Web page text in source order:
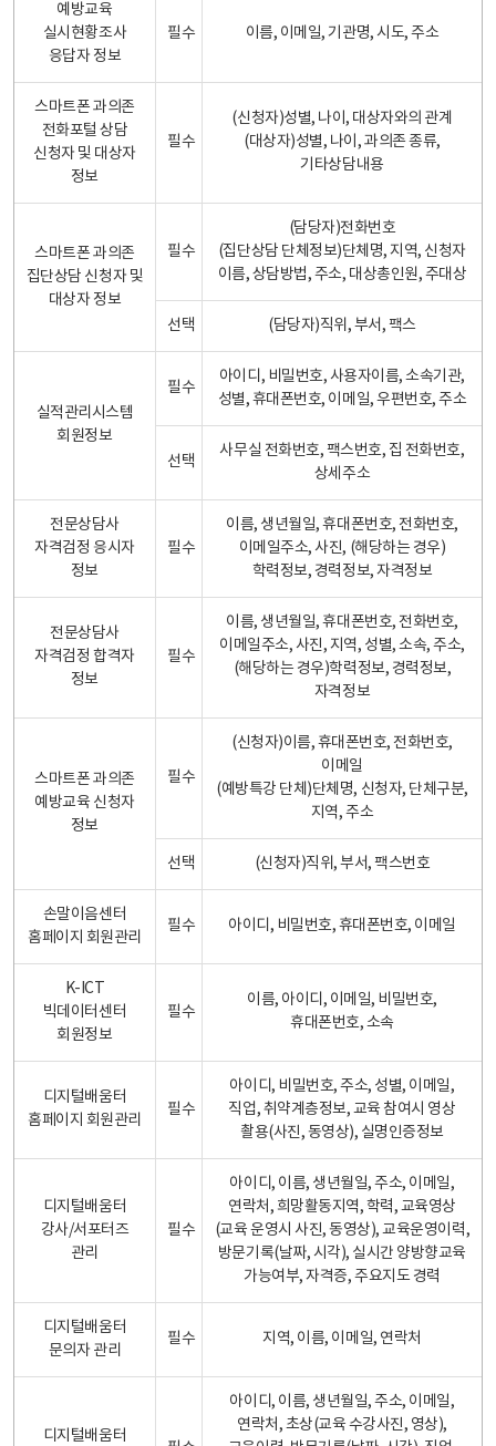
예방교육
실시현황조사
응답자 정보
필수 이름, 이메일, 기관명, 시도, 주소
스마트폰 과의존
전화포털 상담
신청자 및 대상자
정보
필수
(신청자)성별, 나이, 대상자와의 관계
(대상자)성별, 나이, 과의존 종류,
기타상담내용
스마트폰 과의존
집단상담 신청자 및
대상자 정보
필수
(담당자)전화번호
(집단상담 단체정보)단체명, 지역, 신청자
이름, 상담방법, 주소, 대상총인원, 주대상
선택 (담당자)직위, 부서, 팩스
실적관리시스템
회원정보
필수
아이디, 비밀번호, 사용자이름, 소속기관,
성별, 휴대폰번호, 이메일, 우편번호, 주소
선택
사무실 전화번호, 팩스번호, 집 전화번호,
상세주소
전문상담사
자격검정 응시자
정보
필수
이름, 생년월일, 휴대폰번호, 전화번호,
이메일주소, 사진, (해당하는 경우)
학력정보, 경력정보, 자격정보
전문상담사
자격검정 합격자
정보
필수
이름, 생년월일, 휴대폰번호, 전화번호,
이메일주소, 사진, 지역, 성별, 소속, 주소,
(해당하는 경우)학력정보, 경력정보,
자격정보
스마트폰 과의존
예방교육 신청자
정보
필수
(신청자)이름, 휴대폰번호, 전화번호,
이메일
(예방특강 단체)단체명, 신청자, 단체구분,
지역, 주소
선택 (신청자)직위, 부서, 팩스번호
손말이음센터
홈페이지 회원관리
필수 아이디, 비밀번호, 휴대폰번호, 이메일
K-ICT
빅데이터센터
회원정보
필수
이름, 아이디, 이메일, 비밀번호,
휴대폰번호, 소속
디지털배움터
홈페이지 회원관리
필수
아이디, 비밀번호, 주소, 성별, 이메일,
직업, 취약계층정보, 교육 참여시 영상
촬용(사진, 동영상), 실명인증정보
디지털배움터
강사/서포터즈
관리
필수
아이디, 이름, 생년월일, 주소, 이메일,
연락처, 희망활동지역, 학력, 교육영상
(교육 운영시 사진, 동영상), 교육운영이력,
방문기록(날짜, 시각), 실시간 양방향교육
가능여부, 자격증, 주요지도 경력
디지털배움터
문의자 관리
필수 지역, 이름, 이메일, 연락처
디지털배움터
아이디, 이름, 생년월일, 주소, 이메일,
연락처, 초상(교육 수강사진, 영상),